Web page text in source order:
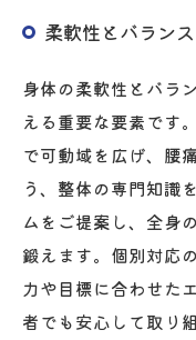
柔軟性とバラン
身体の柔軟性とバラ
える重要な要素です
で可動域を広げ、腰
う、整体の専門知識
ムをご提案し、全身
鍛えます。個別対応
力や目標に合わせた
者でも安心して取り